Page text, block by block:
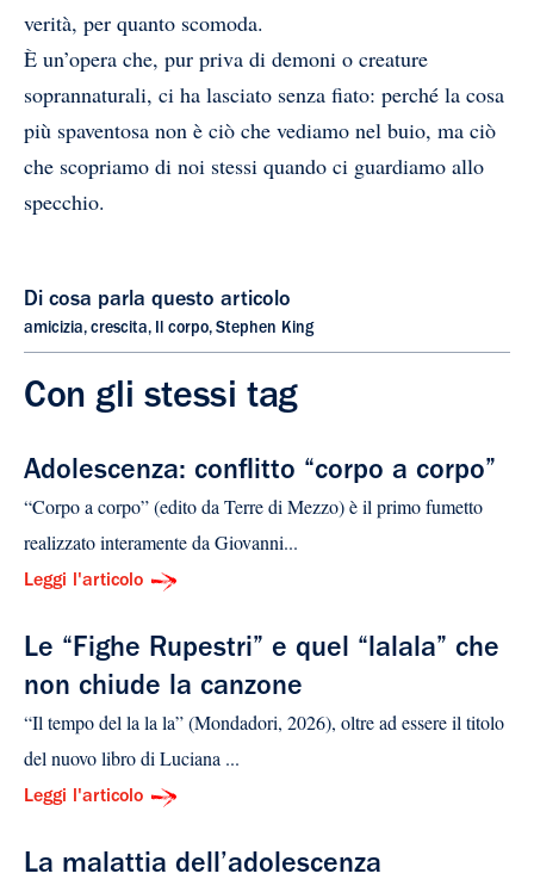
verità, per quanto scomoda.
È un’opera che, pur priva di demoni o creature
soprannaturali, ci ha lasciato senza fiato: perché la cosa
più spaventosa non è ciò che vediamo nel buio, ma ciò
che scopriamo di noi stessi quando ci guardiamo allo
specchio.
Di cosa parla questo articolo
amicizia, crescita, Il corpo, Stephen King
Con gli stessi tag
Adolescenza: conflitto “corpo a corpo”
“Corpo a corpo” (edito da Terre di Mezzo) è il primo fumetto
realizzato interamente da Giovanni...
Leggi l'articolo
Le “Fighe Rupestri” e quel “lalala” che
non chiude la canzone
“Il tempo del la la la” (Mondadori, 2026), oltre ad essere il titolo
del nuovo libro di Luciana ...
Leggi l'articolo
La malattia dell’adolescenza